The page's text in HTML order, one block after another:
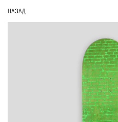
НАЗАД